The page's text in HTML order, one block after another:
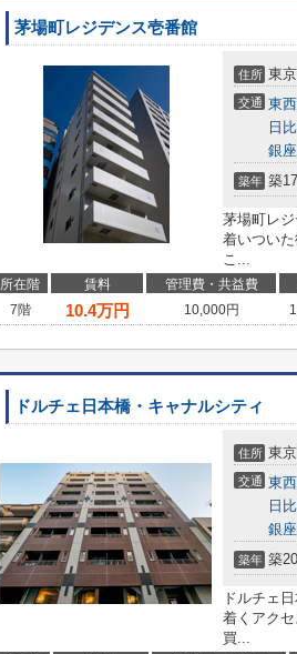
茅場町レジデンス壱番館
住所 東
交通 東
日
銀
築年 築
茅場町レ
着いつい
こ...
所在階 賃料 管理費・共益費
7階
10.4万円 10,000円
ドルチェ日本橋・キャナルシティ
住所 東
交通 東
日
銀
築年 築
ドルチェ
着くアク
買...